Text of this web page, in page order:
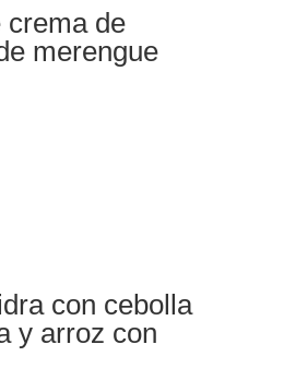
crema de
merengue
con cebolla
y arroz con